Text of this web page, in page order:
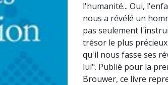
l'humanité... Oui,
nous a révélé un
pas seulement
trésor le plus
qu'il nous fasse ses
lui". Publié pour la
Brouwer, ce livre